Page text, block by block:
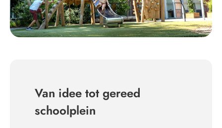
Van idee tot gereed
schoolplein